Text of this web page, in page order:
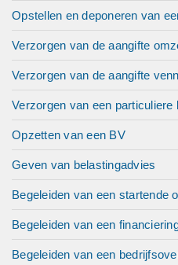
Opstellen en deponeren van
Verzorgen van de aangifte
Verzorgen van de aangifte
Verzorgen van een
Opzetten van een BV
Geven van belastingadvies
Begeleiden van een startende
Begeleiden van een
Begeleiden van een